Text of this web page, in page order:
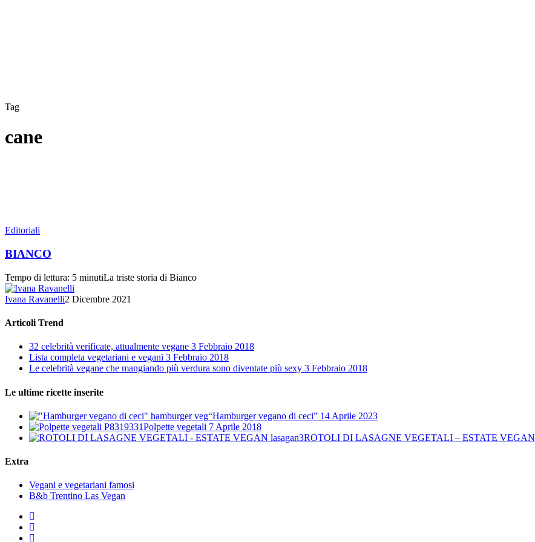
Tag
cane
BIANCO
Editoriali
BIANCO
Tempo di lettura: 5 minutiLa triste storia di Bianco
Ivana Ravanelli2 Dicembre 2021
Articoli Trend
32 celebrità verificate, attualmente vegane 3 Febbraio 2018
Lista completa vegetariani e vegani 3 Febbraio 2018
Le celebrità vegane che mangiando più verdura sono diventate più sexy 3 Febbraio 2018
Le ultime ricette inserite
“Hamburger vegano di ceci” 14 Aprile 2023
Polpette vegetali 7 Aprile 2018
ROTOLI DI LASAGNE VEGETALI – ESTATE VEGAN
Extra
Vegani e vegetariani famosi
B&b Trentino Las Vegan
twitter
facebook
instagram